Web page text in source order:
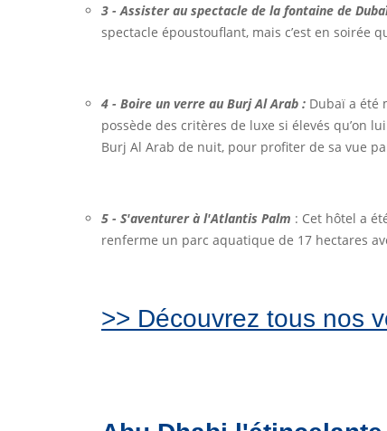
3 - Assister au spectacle de la fontaine de
spectacle époustouflant, mais c’est en soirée
4 - Boire un verre au Burj Al Arab : Dubaï a été
possède des critères de luxe si élevés qu’on
Burj Al Arab de nuit, pour proﬁter de sa vue
5 - S'aventurer à l'Atlantis Palm : Cet hôtel a
renferme un parc aquatique de 17 hectares
>> Découvrez tous nos